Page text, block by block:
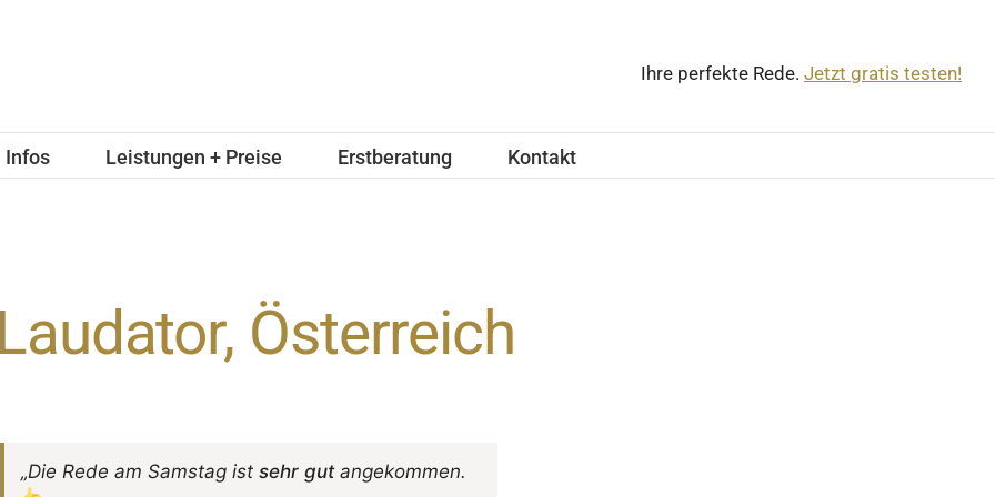
Ihre perfekte Rede. Jetzt gratis testen!
Infos Leistungen + Preise Erstberatung Kontakt
Laudator, Österreich
„Die Rede am Samstag ist sehr gutangekommen.